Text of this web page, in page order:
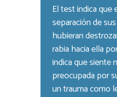
El test indica que
separación de
hubieran
rabia hacia ella
indica que siente
preocupada por
un trauma como